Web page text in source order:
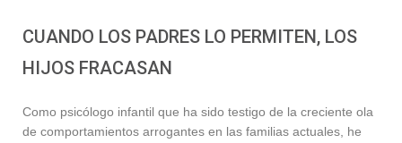
CUANDO LOS PADRES LO PERMITEN, LOS
HIJOS FRACASAN
Como psicólogo infantil que ha sido testigo de la creciente ola
de comportamientos arrogantes en las familias actuales, he